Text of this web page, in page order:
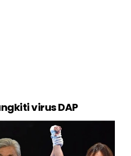
virus DAP